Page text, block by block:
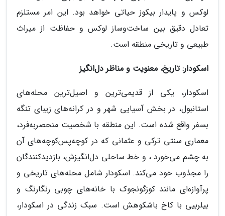
لوکس و پایدار بیکوز حیاتی خواهد بود. این امر مستلزم
تعادل دقیق بین ساخت‌وساز لوکس و حفاظت از میراث
طبیعی و تاریخی منطقه است.
اسکودار: تاریخ، معنویت و مناظر دل‌انگیز
اسکودار، یکی از قدیمی‌ترین و اصیل‌ترین محله‌های
استانبول، در بخش آسیایی شهر و در کرانه‌های زیبای تنگه
بسفر واقع شده است. این منطقه با شخصیت منحصربه‌فرد،
معماری سنتی ترکی و عثمانی که در کوچه‌پس‌کوچه‌های آن
به چشم می‌خورد ، و خط ساحلی دل‌انگیزش، بازدیدکنندگان
را مجذوب خود می‌کند. اسکودار شامل محله‌های تاریخی و
پرآوازه‌ای مانند کوزگونجوک با خانه‌های چوبی رنگارنگ و
بیلربیی با کاخ باشکوهش است. سبک زندگی در اسکودار،